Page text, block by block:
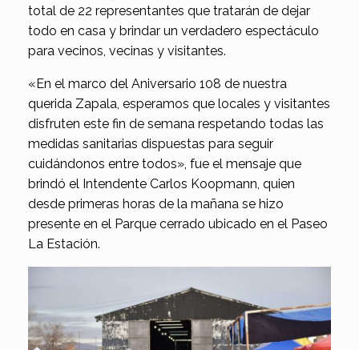
total de 22 representantes que tratarán de dejar
todo en casa y brindar un verdadero espectáculo
para vecinos, vecinas y visitantes.
«En el marco del Aniversario 108 de nuestra
querida Zapala, esperamos que locales y visitantes
disfruten este fin de semana respetando todas las
medidas sanitarias dispuestas para seguir
cuidándonos entre todos», fue el mensaje que
brindó el Intendente Carlos Koopmann, quien
desde primeras horas de la mañana se hizo
presente en el Parque cerrado ubicado en el Paseo
La Estación.